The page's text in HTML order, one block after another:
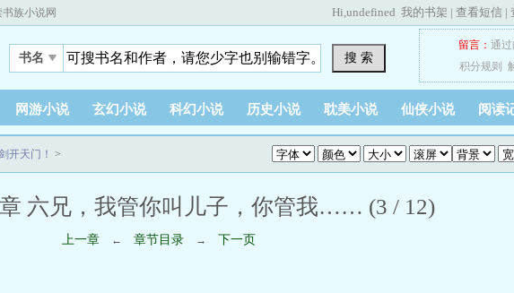
族小说网 Hi,undefined 我的书架 | 查看短信 |
书名 搜 索
留言： 通
积分规则
网游小说 玄幻小说 科幻小说 历史小说 耽美小说 仙侠小说 阅读
开天门！ >
六兄，我管你叫儿子，你管我…… (3 / 12)
上一章 ← 章节目录 → 下一页